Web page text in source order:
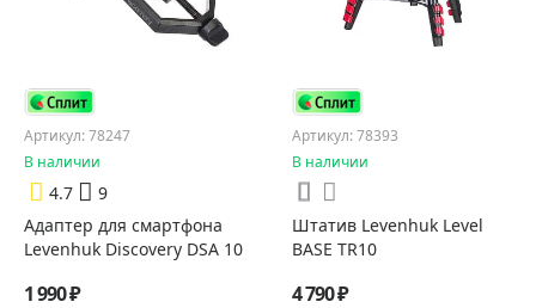
Артикул: 78247
В наличии
4.7
9
Адаптер для смартфона
Levenhuk Discovery DSA 10
1 990 ₽
Артикул: 78393
В наличии
Штатив Levenhuk Level
BASE TR10
4 790 ₽